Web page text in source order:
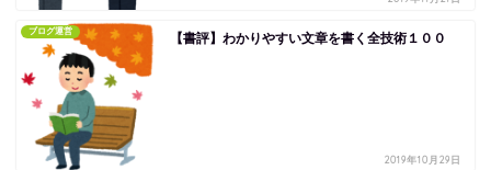
ブログ運営 【書評】わかりやすい文章を書く全技術１００
2019年10月29日